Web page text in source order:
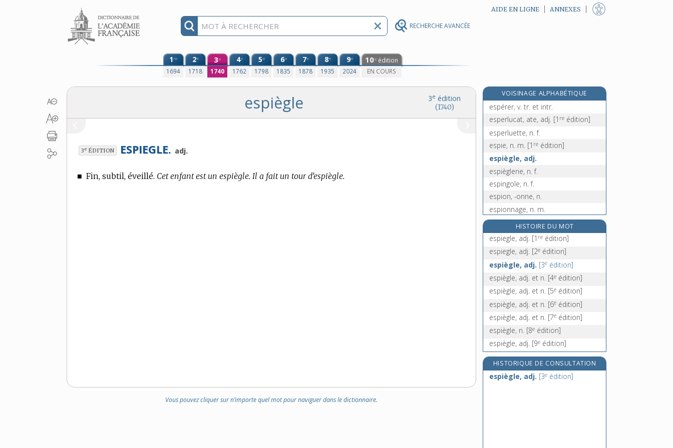
RECHERCHE AVANCÉE
Aller au contenu AIDE EN LIGNE ANNEXES
1re
1694
2e
1718
3e
1740
4e
1762
5e
1798
6e
1835
7e
1878
8e
1935
9e
2024
10e édition
EN COURS
3e édition
(1740)
espiègle
3e ÉDITION ESPIEGLE. adj.
■ Fin, subtil, éveillé. Cet enfant est un espiègle. Il a fait un tour d’espiègle.
Vous pouvez cliquer sur n’importe quel mot pour naviguer dans le dictionnaire.
VOISINAGE ALPHABÉTIQUE
espère, n. f.
espérer, v. tr. et intr.
esperlucat, ate, adj. [1 re édition]
esperluette, n. f.
espie, n. m. [1 re édition]
espiègle, adj.
espièglerie, n. f.
espingole, n. f.
espion, -onne, n.
espionnage, n. m.
espionner, v. tr.
espionnite, n. f.
esplanade, n. f.
espoir, n. m.
esponton, n. m.
HISTOIRE DU MOT
espiegle, adj. [1 re édition]
espiegle, adj. [2e édition]
espiègle, adj. [3e édition]
espiègle, adj. et n. [4e édition]
espiègle, adj. et n. [5e édition]
espiègle, adj. et n. [6e édition]
espiègle, adj. et n. [7e édition]
espiègle, n. [8e édition]
espiègle, adj. [9e édition]
HISTORIQUE DE CONSULTATION
espiègle, adj. [3e édition]